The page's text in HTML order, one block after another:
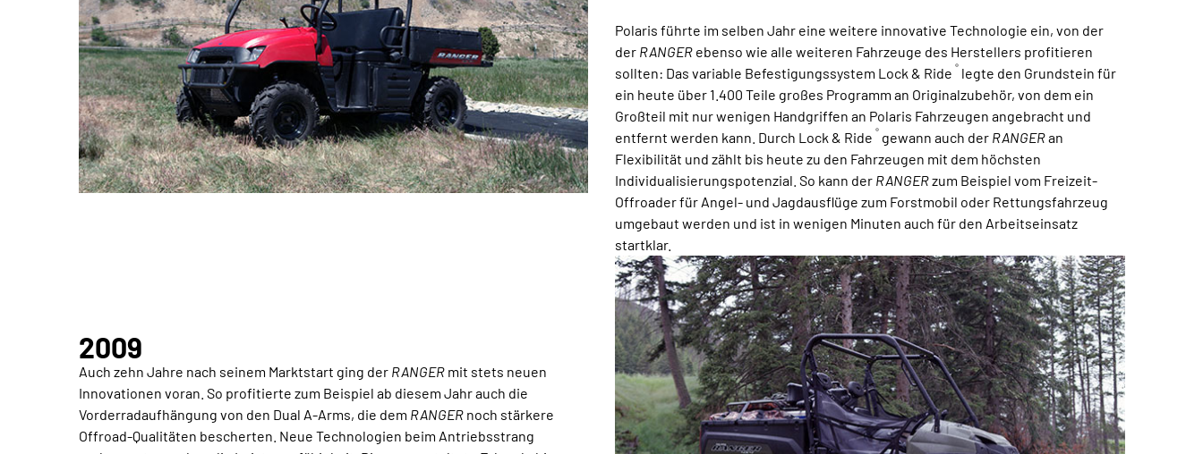
Polaris führte im selben Jahr eine weitere innovative Technologie ein, von der
der RANGER ebenso wie alle weiteren Fahrzeuge des Herstellers profitieren
sollten: Das variable Befestigungssystem Lock & Ride ® legte den Grundstein für
ein heute über 1.400 Teile großes Programm an Originalzubehör, von dem ein
Großteil mit nur wenigen Handgriffen an Polaris Fahrzeugen angebracht und
entfernt werden kann. Durch Lock & Ride ® gewann auch der RANGERan
Flexibilität und zählt bis heute zu den Fahrzeugen mit dem höchsten
Individualisierungspotenzial. So kann der RANGERzum Beispiel vom Freizeit-
Offroader für Angel- und Jagdausflüge zum Forstmobil oder Rettungsfahrzeug
umgebaut werden und ist in wenigen Minuten auch für den Arbeitseinsatz
startklar.
2009
Auch zehn Jahre nach seinem Marktstart ging der RANGERmit stets neuen
Innovationen voran. So profitierte zum Beispiel ab diesem Jahr auch die
Vorderradaufhängung von den Dual A-Arms, die dem RANGERnoch stärkere
Offroad-Qualitäten bescherten. Neue Technologien beim Antriebsstrang